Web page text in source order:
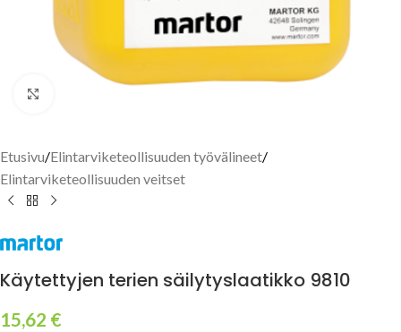
Etusivu/Elintarviketeollisuuden työvälineet/
Elintarviketeollisuuden veitset
Käytettyjen terien säilytyslaatikko 9810
15,62 €